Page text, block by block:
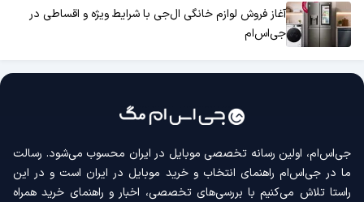
آغاز فروش لوازم خانگی ال‌جی با شرایط ویژه و اقساطی در
جی‌اس‌ام
جی‌اس‌ام، اولین رسانه‌ تخصصی موبایل در ایران محسوب می‌شود. رسالت
ما در جی‌اس‌ام راهنمای انتخاب و خرید موبایل در ایران است و در این
راستا تلاش می‌کنیم با بررسی‌های تخصصی، اخبار و راهنمای خرید همراه